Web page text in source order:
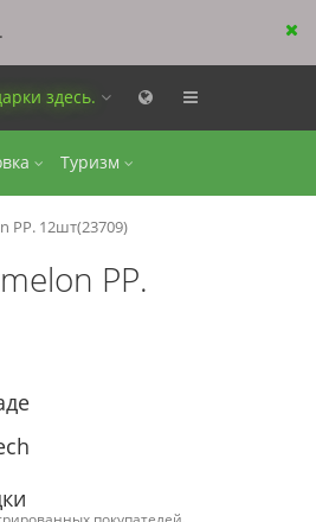
здесь.
Туризм
PP. 12шт(23709)
PP.